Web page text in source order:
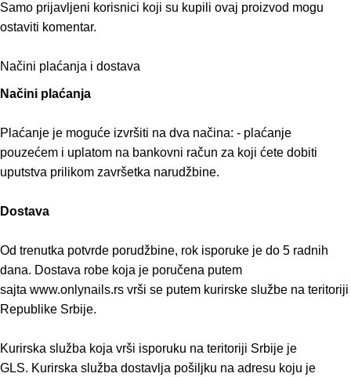
Samo prijavljeni korisnici koji su kupili ovaj proizvod mogu
ostaviti komentar.
Načini plaćanja i dostava
Načini plaćanja
Plaćanje je moguće izvršiti na dva načina: - plaćanje
pouzećem i uplatom na bankovni račun za koji ćete dobiti
uputstva prilikom završetka narudžbine.
Dostava
Od trenutka potvrde porudžbine, rok isporuke je do 5 radnih
dana. Dostava robe koja je poručena putem
sajta www.onlynails.rs vrši se putem kurirske službe na teritoriji
Republike Srbije.
Kurirska služba koja vrši isporuku na teritoriji Srbije je
GLS. Kurirska služba dostavlja pošiljku na adresu koju je